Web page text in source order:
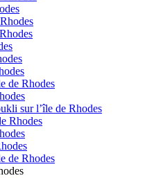
de Rhodes
sur l’île de Rhodes
Rhodes
de Rhodes